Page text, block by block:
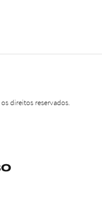
direitos reservados.